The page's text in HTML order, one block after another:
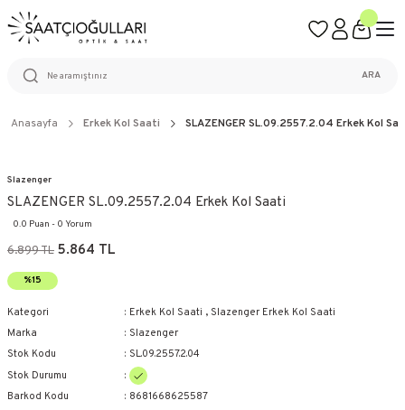
%100 ORİJİNAL ÜRÜN GARANTİSİ
WEB SİTESİNE ÖZEL FİYATLAR
ARA
Anasayfa Erkek Kol Saati SLAZENGER SL.09.2557.2.04 Erkek Kol
Slazenger
SLAZENGER SL.09.2557.2.04 Erkek Kol Saati
0.0 Puan - 0 Yorum
6.899 TL 5.864 TL
%15
Kategori Erkek Kol Saati , Slazenger Erkek Kol Saati
Marka
Slazenger
Stok Kodu
SL.09.2557.2.04
Stok Durumu
Barkod Kodu
8681668625587